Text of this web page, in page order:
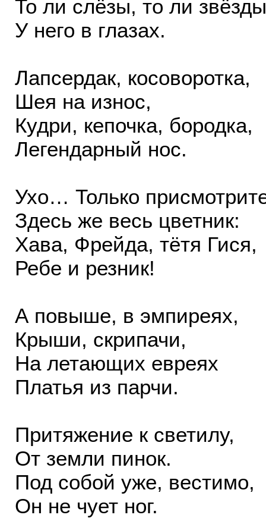
То ли слёзы, то ли звёзды
У него в глазах.
Лапсердак, косоворотка,
Шея на износ,
Кудри, кепочка, бородка,
Легендарный нос.
Ухо… Только
Здесь же весь цветник:
Хава, Фрейда, тётя Гися,
Ребе и резник!
А повыше, в эмпиреях,
Крыши, скрипачи,
На летающих евреях
Платья из парчи.
Притяжение к светилу,
От земли пинок.
Под собой уже, вестимо,
Он не чует ног.